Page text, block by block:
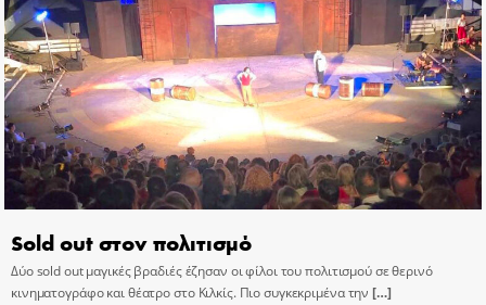
Sold out στον πολιτισμό
Δύο sold out μαγικές βραδιές έζησαν οι φίλοι του πολιτισμού σε θερινό
κινηματογράφο και θέατρο στο Κιλκίς. Πιο συγκεκριμένα την […]